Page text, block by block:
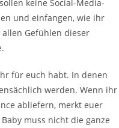
keine Social-Media-
und einfangen, wie ihr
Gefühlen dieser
für euch habt. In denen
werden. Wenn ihr
abliefern, merkt euer
muss nicht die ganze